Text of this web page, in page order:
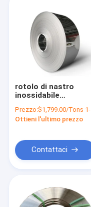
rotolo di nastro
inossidabile
di 2mm fornitore
della striscia di 304
Prezzo:$1,799.00/Tons 1-9 Tons
Ottieni l'ultimo prezzo
Contattaci